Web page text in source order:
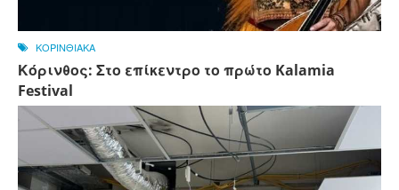
ΚΟΡΙΝΘΙΑΚΑ
Κόρινθος: Στο επίκεντρο το πρώτο Kalamia
Festival